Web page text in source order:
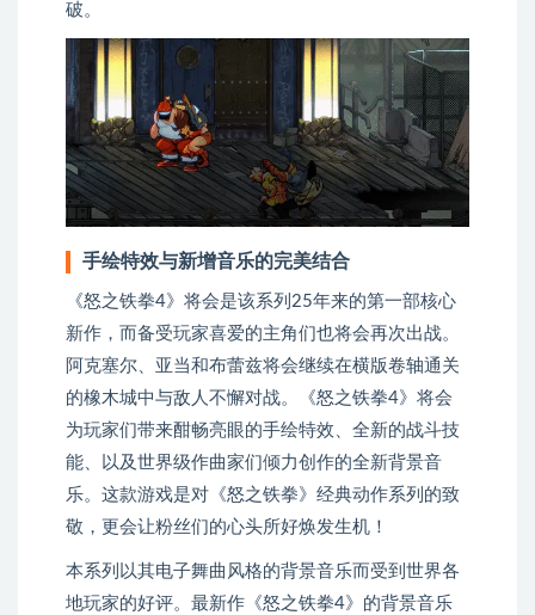
破。
手绘特效与新增音乐的完美结合
《怒之铁拳4》将会是该系列25年来的第一部核心
新作，而备受玩家喜爱的主角们也将会再次出战。
阿克塞尔、亚当和布蕾兹将会继续在横版卷轴通关
的橡木城中与敌人不懈对战。《怒之铁拳4》将会
为玩家们带来酣畅亮眼的手绘特效、全新的战斗技
能、以及世界级作曲家们倾力创作的全新背景音
乐。这款游戏是对《怒之铁拳》经典动作系列的致
敬，更会让粉丝们的心头所好焕发生机！
本系列以其电子舞曲风格的背景音乐而受到世界各
地玩家的好评。最新作《怒之铁拳4》的背景音乐